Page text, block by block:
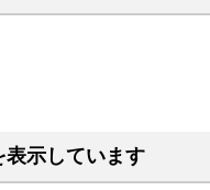
示しています